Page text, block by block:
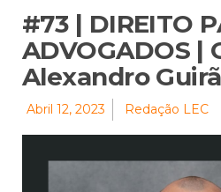
#73 | DIREITO
ADVOGADOS |
Alexandro
Abril 12, 2023 Redação LEC